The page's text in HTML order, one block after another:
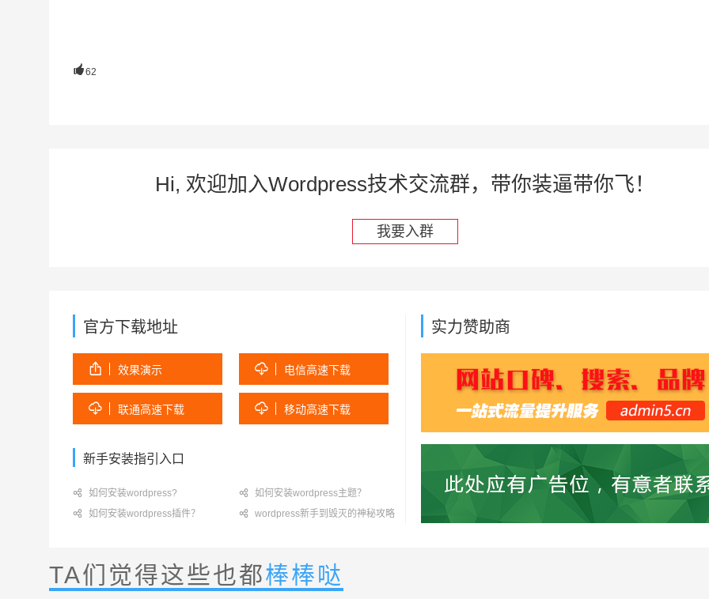
62
Hi, 欢迎加入Wordpress技术交流群，带你装逼带你飞！
我要入群
官方下载地址
 效果演示  电信高速下载
 联通高速下载  移动高速下载
新手安装指引入口
 如何安装wordpress?  如何安装wordpress主题？
 如何安装wordpress插件？  wordpress新手到毁灭的神秘攻略
实力赞助商
TA们觉得这些也都棒棒哒